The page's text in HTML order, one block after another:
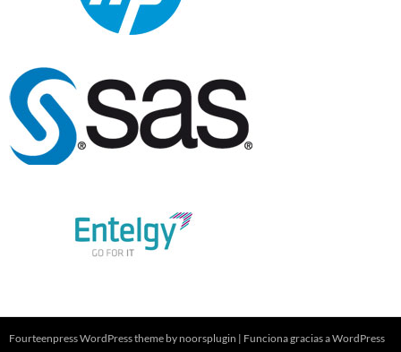
Fourteenpress WordPress theme by noorsplugin | Funciona gracias a WordPress